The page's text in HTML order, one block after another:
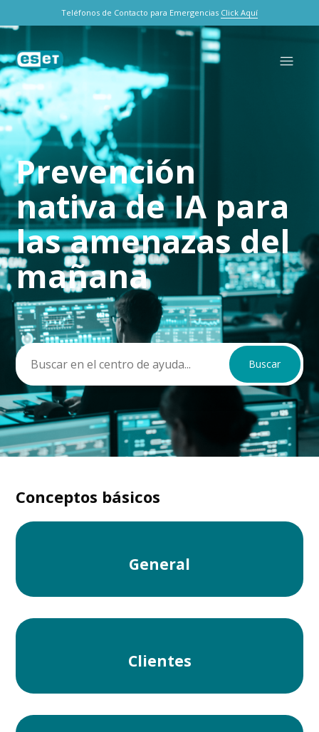
Teléfonos de Contacto para Emergencias Click Aquí
ESET Clientes
Búsqueda
Prevención
nativa de IA para
las amenazas del
mañana
Categorías
Conceptos básicos
General
Clientes